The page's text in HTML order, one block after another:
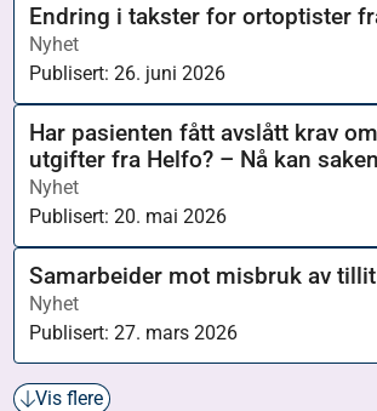
Endring i takster for ortoptister
Nyhet
Publisert: 26. juni 2026
Har pasienten fått avslått krav
utgifter fra Helfo? – Nå kan saken vurderes på
nytt
Nyhet
Publisert: 20. mai 2026
Samarbeider mot misbruk av tillit
Nyhet
Publisert: 27. mars 2026
Vis flere